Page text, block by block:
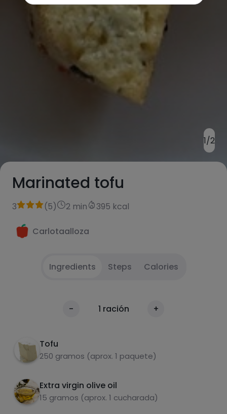
1/2
Marinated tofu
3 (5) 2 min 395 kcal
Carlotaalloza
Ingredients Steps Calories
- 1 ración +
Tofu
250 gramos (aprox. 1 paquete)
Extra virgin olive oil
15 gramos (aprox. 1 cucharada)
Let the tofu dry with paper for a few minutes.
pepper.
3 Let it marinate for 2 hours and then grill or